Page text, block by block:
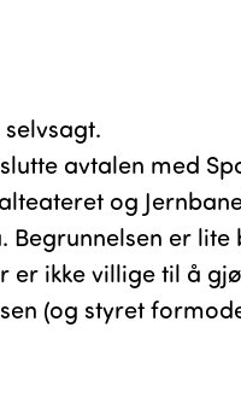
avtalen med
og
Begrunnelsen er
ikke villige til å
(og styret